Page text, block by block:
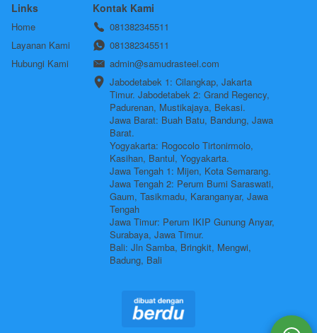
Links
Home
Layanan Kami
Hubungi Kami
Kontak Kami
081382345511
081382345511
admin@samudrasteel.com
Jabodetabek 1: Cilangkap, Jakarta
Timur. Jabodetabek 2: Grand Regency,
Padurenan, Mustikajaya, Bekasi.
Jawa Barat: Buah Batu, Bandung, Jawa
Barat.
Yogyakarta: Rogocolo Tirtonirmolo,
Kasihan, Bantul, Yogyakarta.
Jawa Tengah 1: Mijen, Kota Semarang.
Jawa Tengah 2: Perum Bumi Saraswati,
Gaum, Tasikmadu, Karanganyar, Jawa
Tengah
Jawa Timur: Perum IKIP Gunung Anyar,
Surabaya, Jawa Timur.
Bali: Jln Samba, Bringkit, Mengwi,
Badung, Bali